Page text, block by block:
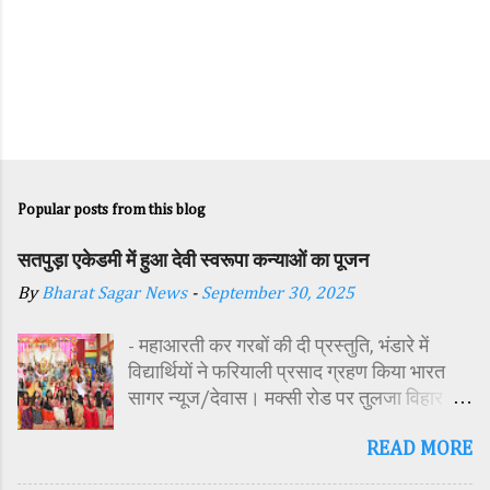
Popular posts from this blog
सतपुड़ा एकेडमी में हुआ देवी स्वरूपा कन्याओं का पूजन
ByBharat Sagar News - September 30, 2025
- महाआरती कर गरबों की दी प्रस्तुति, भंडारे में
विद्यार्थियों ने फरियाली प्रसाद ग्रहण किया भारत
सागर न्यूज/देवास। मक्सी रोड पर तुलजा विहार
पावन अवसर पर कन्या पूजन एवं गरबा महोत्सव का
READ MORE